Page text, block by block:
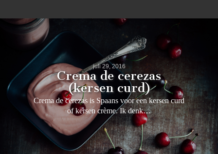
juli 29, 2016
Crema de cerezas
(kersen curd)
Crema de cerezas is Spaans voor een kersen curd
of kersen crème. Ik denk…